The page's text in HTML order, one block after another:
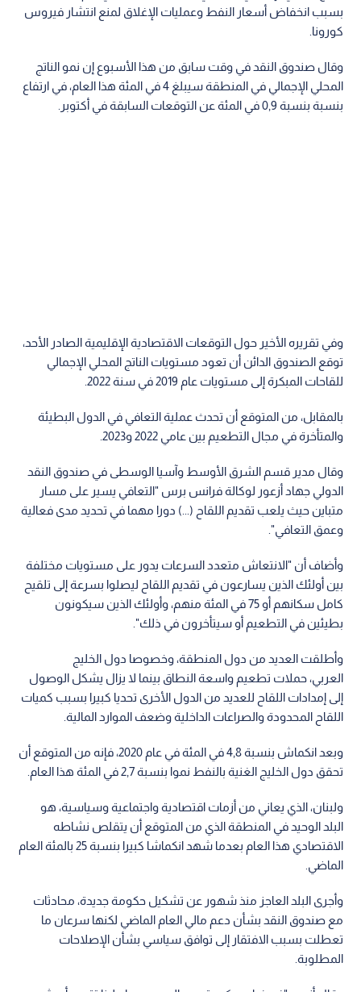
بسبب انخفاض أسعار النفط وعمليات الإغلاق لمنع انتشار فيروس
كورونا.
وقال صندوق النقد في وقت سابق من هذا الأسبوع إن نمو الناتج
المحلي الإجمالي في المنطقة سيبلغ 4 في المئة هذا العام، في ارتفاع
بنسبة بنسبة 0,9 في المئة عن التوقعات السابقة في أكتوبر.
وفي تقريره الأخير حول التوقعات الاقتصادية الإقليمية الصادر الأحد،
توقع الصندوق الدائن أن تعود مستويات الناتج المحلي الإجمالي
للقاحات المبكرة إلى مستويات عام 2019 في سنة 2022.
بالمقابل، من المتوقع أن تحدث عملية التعافي في الدول البطيئة
والمتأخرة في مجال التطعيم بين عامي 2022 و2023.
وقال مدير قسم الشرق الأوسط وآسيا الوسطى في صندوق النقد
الدولي جهاد أزعور لوكالة فرانس برس "التعافي يسير على مسار
متباين حيث يلعب تقديم اللقاح (...) دورا مهما في تحديد مدى فعالية
وعمق التعافي".
وأضاف أن "الانتعاش متعدد السرعات يدور على مستويات مختلفة
بين أولئك الذين يسارعون في تقديم اللقاح ليصلوا بسرعة إلى تلقيح
كامل سكانهم أو 75 في المئة منهم، وأولئك الذين سيكونون
بطيئين في التطعيم أو سيتأخرون في ذلك".
وأطلقت العديد من دول المنطقة، وخصوصا دول الخليج
العربي، حملات تطعيم واسعة النطاق بينما لا يزال يشكل الوصول
إلى إمدادات اللقاح للعديد من الدول الأخرى تحديا كبيرا بسبب كميات
اللقاح المحدودة والصراعات الداخلية وضعف الموارد المالية.
وبعد انكماش بنسبة 4,8 في المئة في عام 2020، فإنه من المتوقع أن
تحقق دول الخليج الغنية بالنفط نموا بنسبة 2,7 في المئة هذا العام.
ولبنان، الذي يعاني من أزمات اقتصادية واجتماعية وسياسية، هو
البلد الوحيد في المنطقة الذي من المتوقع أن يتقلص نشاطه
الاقتصادي هذا العام بعدما شهد انكماشا كبيرا بنسبة 25 بالمئة العام
الماضي.
وأجرى البلد العاجز منذ شهور عن تشكيل حكومة جديدة، محادثات
مع صندوق النقد بشأن دعم مالي العام الماضي لكنها سرعان ما
تعطلت بسبب الافتقار إلى توافق سياسي بشأن الإصلاحات
المطلوبة.